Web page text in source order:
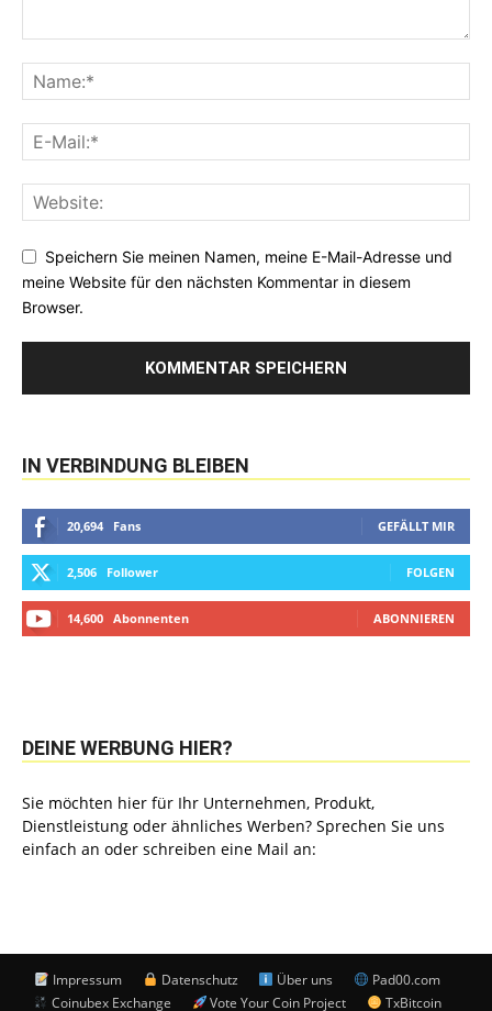
Speichern Sie meinen Namen, meine E-Mail-Adresse und
meine Website für den nächsten Kommentar in diesem
Browser.
IN VERBINDUNG BLEIBEN
20,694 Fans GEFÄLLT MIR
2,506 Follower FOLGEN
14,600 Abonnenten ABONNIEREN
DEINE WERBUNG HIER?
Sie möchten hier für Ihr Unternehmen, Produkt,
Dienstleistung oder ähnliches Werben? Sprechen Sie uns
einfach an oder schreiben eine Mail an:
Impressum Datenschutz Über uns
Pad00.com
Coinubex Exchange
Vote Your Coin Project TxBitcoin